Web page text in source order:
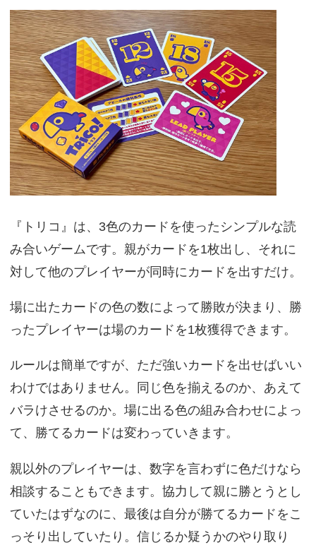
『トリコ』は、3色のカードを使ったシンプルな読
み合いゲームです。親がカードを1枚出し、それに
対して他のプレイヤーが同時にカードを出すだけ。
場に出たカードの色の数によって勝敗が決まり、勝
ったプレイヤーは場のカードを1枚獲得できます。
ルールは簡単ですが、ただ強いカードを出せばいい
わけではありません。同じ色を揃えるのか、あえて
バラけさせるのか。場に出る色の組み合わせによっ
て、勝てるカードは変わっていきます。
親以外のプレイヤーは、数字を言わずに色だけなら
相談することもできます。協力して親に勝とうとし
ていたはずなのに、最後は自分が勝てるカードをこ
っそり出していたり。信じるか疑うかのやり取り